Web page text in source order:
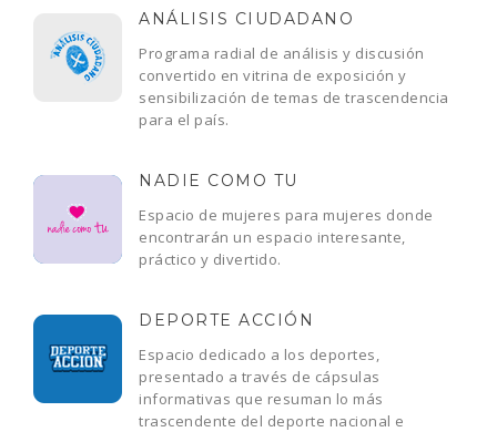
ANÁLISIS CIUDADANO
Programa radial de análisis y discusión
convertido en vitrina de exposición y
sensibilización de temas de trascendencia
para el país.
NADIE COMO TU
Espacio de mujeres para mujeres donde
encontrarán un espacio interesante,
práctico y divertido.
DEPORTE ACCIÓN
Espacio dedicado a los deportes,
presentado a través de cápsulas
informativas que resuman lo más
trascendente del deporte nacional e